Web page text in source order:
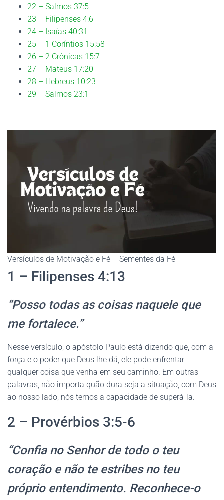
22 – Salmos 37:5
23 – Filipenses 4:6
24 – Isaías 40:31
25 – 1 Coríntios 15:58
26 – 2 Crônicas 15:7
27 – Mateus 17:20
28 – Hebreus 10:23
29 – Salmos 23:1
Versículos de Motivação e Fé – Sementes da Fé
1 – Filipenses 4:13
“Posso todas as coisas naquele que
me fortalece.”
Nesse versículo, o apóstolo Paulo está dizendo que, com a
força e o poder que Deus lhe dá, ele pode enfrentar
qualquer coisa que venha em seu caminho. Em outras
palavras, não importa quão dura seja a situação, com Deus
ao nosso lado, nós temos a capacidade de superá-la.
2 – Provérbios 3:5-6
“Confia no Senhor de todo o teu
coração e não te estribes no teu
próprio entendimento. Reconhece-o